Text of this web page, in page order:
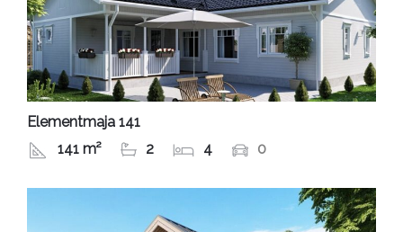
Elementmaja 141
141 m²
2 4 0